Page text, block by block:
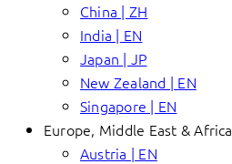
China | ZH
India | EN
Japan | JP
New Zealand | EN
Singapore | EN
Europe, Middle East & Africa
Austria | EN